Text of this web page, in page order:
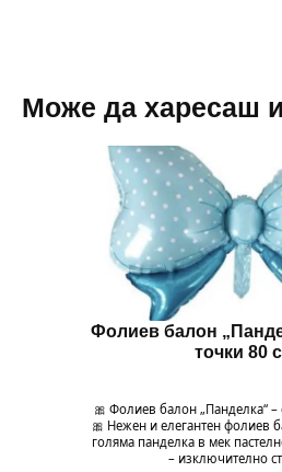
Може да харесаш
Фолиев балон
точки 80
🎀 Фолиев балон „Панделка“ –
🎀 Нежен и елегантен фолиев
голяма панделка в мек
– изключително